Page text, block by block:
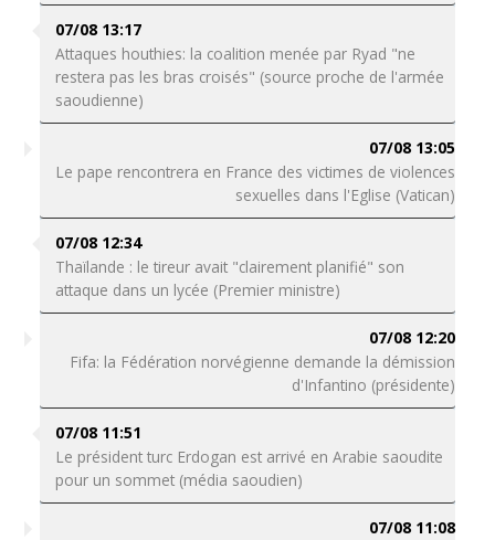
07/08 13:17
Attaques houthies: la coalition menée par Ryad "ne
restera pas les bras croisés" (source proche de l'armée
saoudienne)
07/08 13:05
Le pape rencontrera en France des victimes de violences
sexuelles dans l'Eglise (Vatican)
07/08 12:34
Thaïlande : le tireur avait "clairement planifié" son
attaque dans un lycée (Premier ministre)
07/08 12:20
Fifa: la Fédération norvégienne demande la démission
d'Infantino (présidente)
07/08 11:51
Le président turc Erdogan est arrivé en Arabie saoudite
pour un sommet (média saoudien)
07/08 11:08